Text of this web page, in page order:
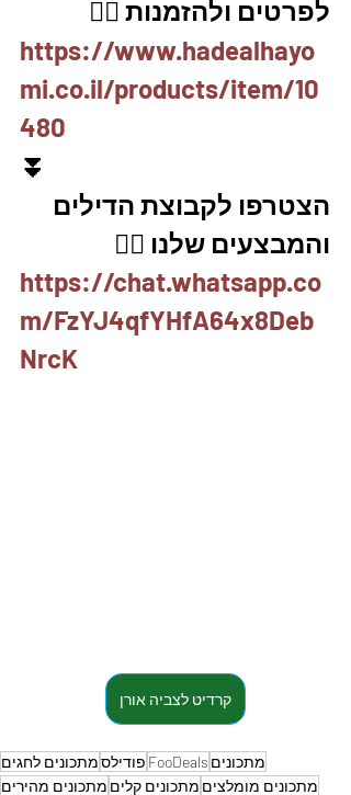
לפרטים ולהזמנות 👇🏼
https://www.hadealhayo
mi.co.il/products/item/10
480
⏬
הצטרפו לקבוצת הדילים
והמבצעים שלנו 👇🏽
https://chat.whatsapp.co
m/FzYJ4qfYHfA64x8Deb
NrcK
קרדיט לצביה אורן
מתכונים FooDeals פודילסמתכונים לחגים
מתכונים מומלצים מתכונים קלים מתכונים מהירים